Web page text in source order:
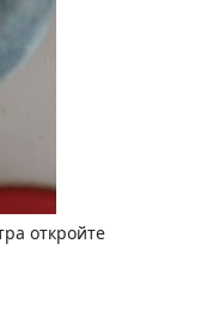
откройте